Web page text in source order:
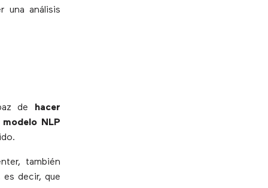
una análisis
de
hacer
NLP
también
es decir, que